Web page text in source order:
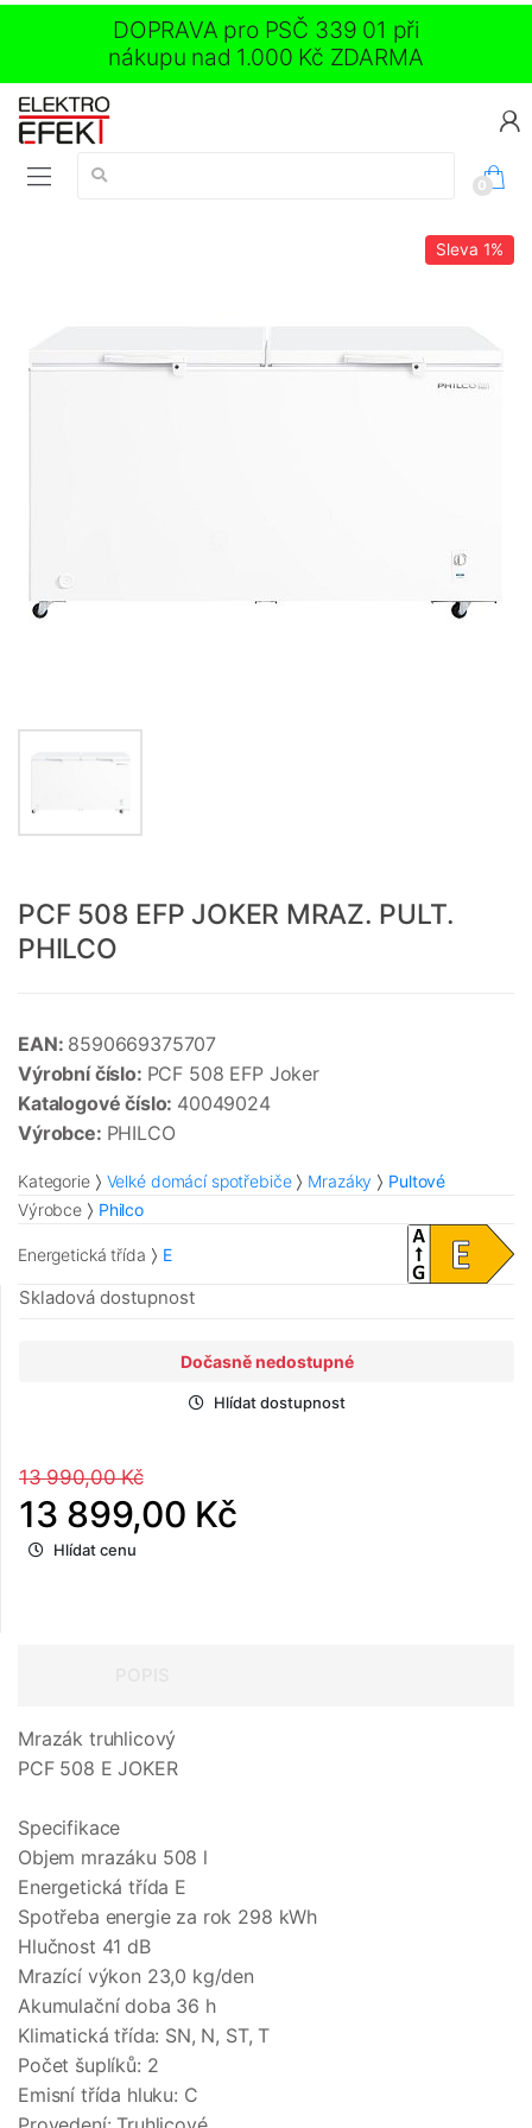
DOPRAVA pro PSČ 339 01 při
nákupu nad 1.000 Kč ZDARMA
Vyhledávání:
0
Sleva 1%
PCF 508 EFP JOKER MRAZ. PULT.
PHILCO
EAN: 8590669375707
Výrobní číslo: PCF 508 EFP Joker
Katalogové číslo: 40049024
Výrobce: PHILCO
Kategorie Velké domácí spotřebiče Mrazáky
Pultové
Výrobce
Philco
Energetická třída E
Skladová dostupnost
Dočasně nedostupné
Hlídat dostupnost
13 990,00 Kč
13 899,00 Kč
Hlídat cenu
Mrazák truhlicový
PCF 508 E JOKER
Specifikace
Objem mrazáku 508 l
Energetická třída E
Spotřeba energie za rok 298 kWh
Hlučnost 41 dB
Mrazící výkon 23,0 kg/den
Akumulační doba 36 h
Klimatická třída: SN, N, ST, T
Počet šuplíků: 2
Emisní třída hluku: C